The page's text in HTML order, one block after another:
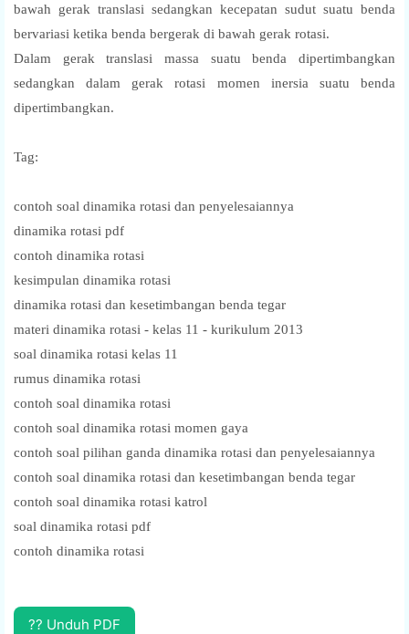
bawah gerak translasi sedangkan kecepatan sudut suatu benda
bervariasi ketika benda bergerak di bawah gerak rotasi.
Dalam gerak translasi massa suatu benda dipertimbangkan
sedangkan dalam gerak rotasi momen inersia suatu benda
dipertimbangkan.
Tag:
contoh soal dinamika rotasi dan penyelesaiannya
dinamika rotasi pdf
contoh dinamika rotasi
kesimpulan dinamika rotasi
dinamika rotasi dan kesetimbangan benda tegar
materi dinamika rotasi - kelas 11 - kurikulum 2013
soal dinamika rotasi kelas 11
rumus dinamika rotasi
contoh soal dinamika rotasi
contoh soal dinamika rotasi momen gaya
contoh soal pilihan ganda dinamika rotasi dan penyelesaiannya
contoh soal dinamika rotasi dan kesetimbangan benda tegar
contoh soal dinamika rotasi katrol
soal dinamika rotasi pdf
contoh dinamika rotasi
?? Unduh PDF